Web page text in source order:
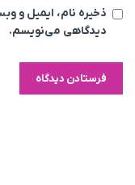
ذخیره نام، ایمیل و
دیدگاهی می‌نویسم.